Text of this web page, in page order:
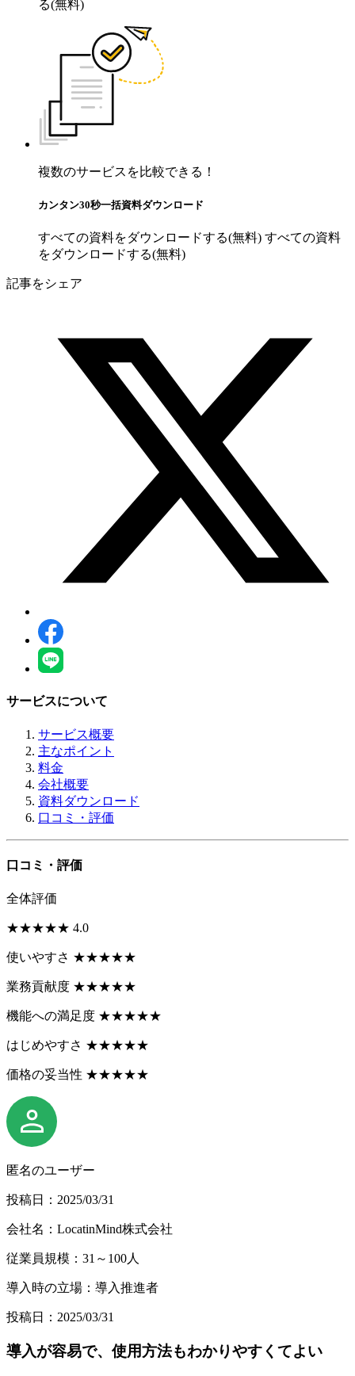
る(無料)
複数のサービスを比較できる！
カンタン30秒一括資料ダウンロード
すべての資料をダウンロードする(無料) すべての資料
をダウンロードする(無料)
記事をシェア
サービスについて
サービス概要
主なポイント
料金
会社概要
資料ダウンロード
口コミ・評価
口コミ・評価
全体評価
★★★★★ 4.0
使いやすさ ★★★★★
業務貢献度 ★★★★★
機能への満足度 ★★★★★
はじめやすさ ★★★★★
価格の妥当性 ★★★★★
匿名のユーザー
投稿日：2025/03/31
会社名：LocatinMind株式会社
従業員規模：31～100人
導入時の立場：導入推進者
投稿日：2025/03/31
導入が容易で、使用方法もわかりやすくてよい